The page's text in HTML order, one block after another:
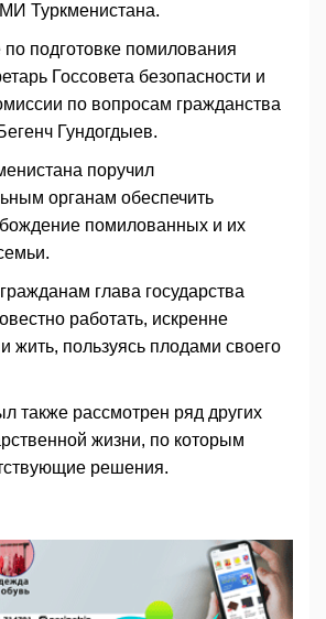
Туркменистана.
подготовке помилования
Госсовета безопасности и
по вопросам гражданства
Гундогдыев.
поручил
органам обеспечить
помилованных и их
глава государства
работать, искренне
жить, пользуясь плодами своего
также рассмотрен ряд других
жизни, по которым
решения.